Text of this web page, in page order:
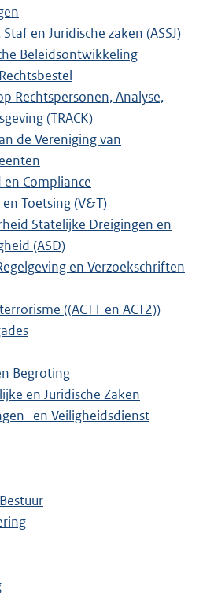
en Juridische zaken (ASSJ)
Beleidsontwikkeling
Rechtspersonen, Analyse,
(TRACK)
de Vereniging van
Compliance
Toetsing (V&T)
Statelijke Dreigingen en
(ASD)
en Verzoekschriften
((ACT1 en ACT2))
Begroting
en Juridische Zaken
en Veiligheidsdienst